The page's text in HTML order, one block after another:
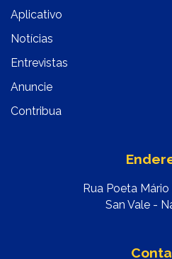
Aplicativo
Notícias
Entrevistas
Anuncie
Contribua
Rua Poeta Mário
San Vale -